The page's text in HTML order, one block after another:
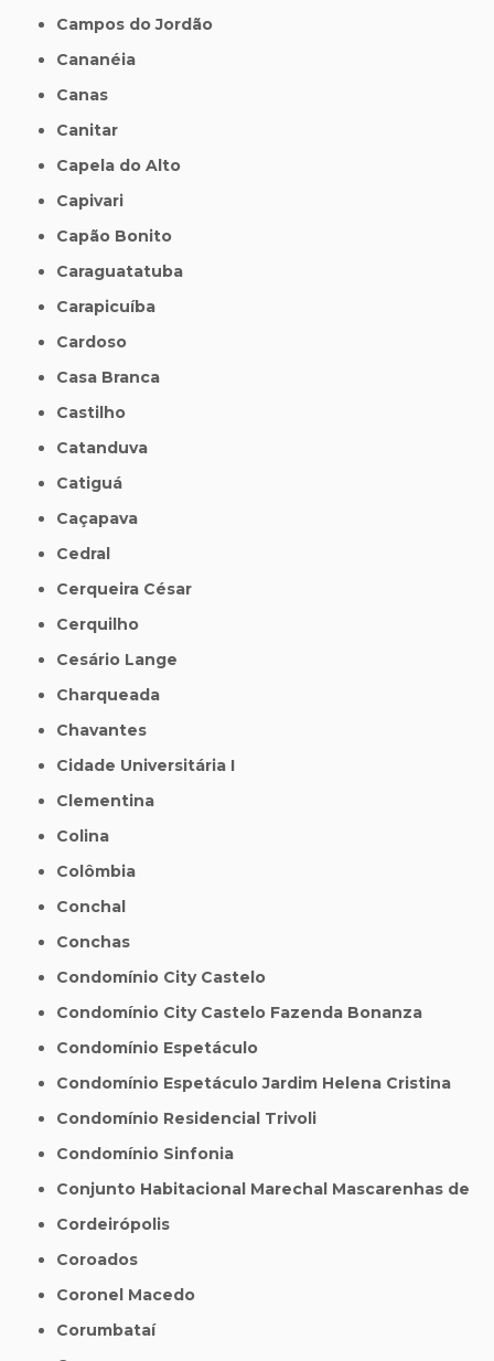
Campos do Jordão
Cananéia
Canas
Canitar
Capela do Alto
Capivari
Capão Bonito
Caraguatatuba
Carapicuíba
Cardoso
Casa Branca
Castilho
Catanduva
Catiguá
Caçapava
Cedral
Cerqueira César
Cerquilho
Cesário Lange
Charqueada
Chavantes
Cidade Universitária I
Clementina
Colina
Colômbia
Conchal
Conchas
Condomínio City Castelo
Condomínio City Castelo Fazenda Bonanza
Condomínio Espetáculo
Condomínio Espetáculo Jardim Helena Cristina
Condomínio Residencial Trivoli
Condomínio Sinfonia
Conjunto Habitacional Marechal Mascarenhas de
Cordeirópolis
Coroados
Coronel Macedo
Corumbataí